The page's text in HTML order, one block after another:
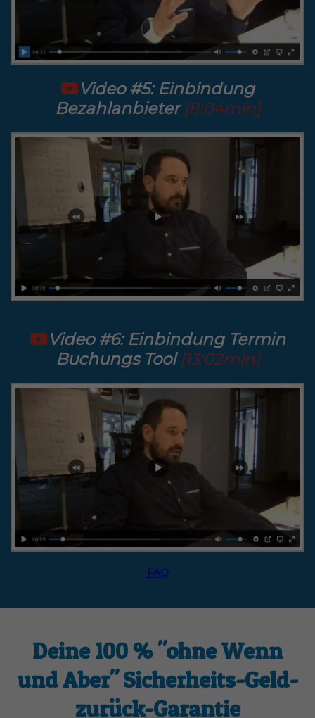
Video #5: Einbindung
Bezahlanbieter[8:04min]
Video #6: Einbindung Termin
Buchungs Tool [13:02min]
FAQ
Deine 100 % "ohne Wenn
und Aber" Sicherheits-Geld-
zurück-Garantie